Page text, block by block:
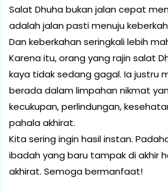
Salat Dhuha bukan jalan cepat
adalah jalan pasti menuju
Dan keberkahan seringkali lebih
Karena itu, orang yang rajin salat
kaya tidak sedang gagal. Ia justru
berada dalam limpahan nikmat
kecukupan, perlindungan,
pahala akhirat.
Kita sering ingin hasil instan.
ibadah yang baru tampak di akhir
akhirat. Semoga bermanfaat!